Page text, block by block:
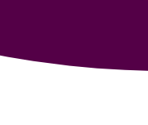
Ga naar Kennisbank